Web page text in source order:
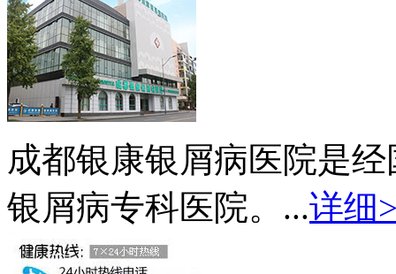
成都银康银屑病医院是
银屑病专科医院。...详细